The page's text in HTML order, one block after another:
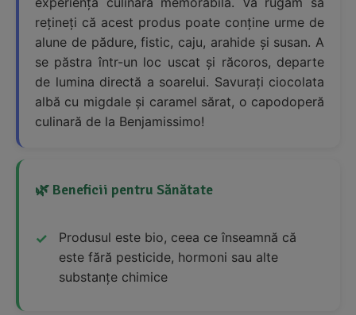
rețineți că acest produs poate conține urme de
alune de pădure, fistic, caju, arahide și susan. A
se păstra într-un loc uscat și răcoros, departe
de lumina directă a soarelui. Savurați ciocolata
albă cu migdale și caramel sărat, o capodoperă
culinară de la Benjamissimo!
🌿 Beneficii pentru Sănătate
Produsul este bio, ceea ce înseamnă că
este fără pesticide, hormoni sau alte
substanțe chimice